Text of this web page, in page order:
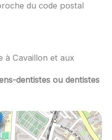
du code postal
à Cavaillon et aux
dentistes ou dentistes